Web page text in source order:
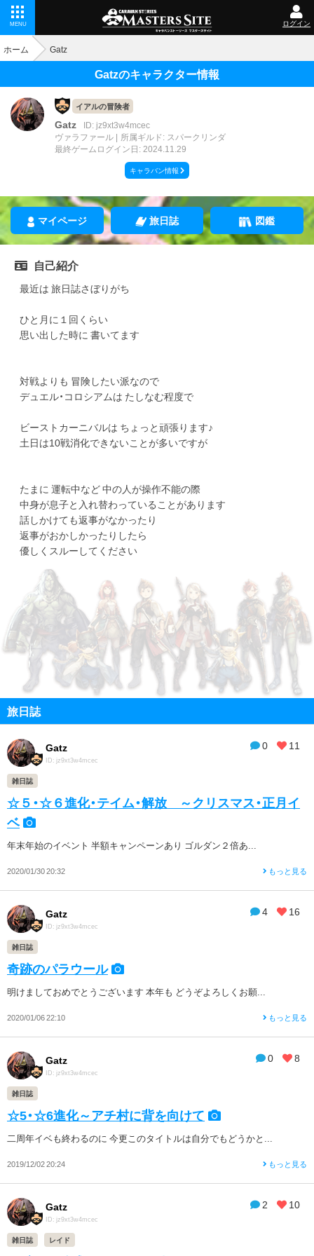
MENU ログイン
ホーム Gatz
Gatzのキャラクター情報
イアルの冒険者
Gatz
ID: jz9xt3w4mcec
ヴァラファール
所属ギルド: スパークリンダ
最終ゲームログイン日: 2024.11.29
キャラバン情報
マイページ 旅日誌 図鑑
自己紹介
最近は 旅日誌さぼりがち
ひと月に１回くらい
思い出した時に 書いてます
対戦よりも 冒険したい派なので
デュエル・コロシアムは たしなむ程度で
ビーストカーニバルは ちょっと頑張ります♪
土日は10戦消化できないことが多いですが
たまに 運転中など 中の人が操作不能の際
中身が息子と入れ替わっていることがあります
話しかけても返事がなかったり
返事がおかしかったりしたら
優しくスルーしてください
旅日誌
0 11
Gatz
ID: jz9xt3w4mcec
雑日誌
☆５・☆６進化・テイム・解放 ～クリスマス・正月イ
ベ
年末年始のイベント 半額キャンペーンあり ゴルダン２倍あ...
2020/01/30 20:32 もっと見る
4 16
Gatz
ID: jz9xt3w4mcec
雑日誌
奇跡のパラウール
明けましておめでとうございます 本年も どうぞよろしくお願...
2020/01/06 22:10 もっと見る
0 8
Gatz
ID: jz9xt3w4mcec
雑日誌
☆5・☆6進化～アチ村に背を向けて
二周年イベも終わるのに 今更このタイトルは自分でもどうかと...
2019/12/02 20:24 もっと見る
2 10
Gatz
ID: jz9xt3w4mcec
雑日誌 レイド